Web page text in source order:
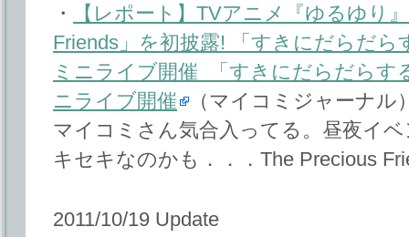
・
【レポート】TVアニメ『ゆるゆり
Friends」を初披露! 「すきにだらだ
ミニライブ開催 「すきにだらだらす
ニライブ開催
（マイコミジャーナル
マイコミさん気合入ってる。昼夜イ
キセキなのかも．．．The Precious
2011/10/19 Update